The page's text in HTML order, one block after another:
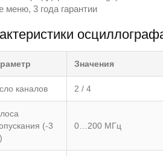
меню, 3 года гарантии
Значения
каналов 2 / 4
(-3
0…200 МГц